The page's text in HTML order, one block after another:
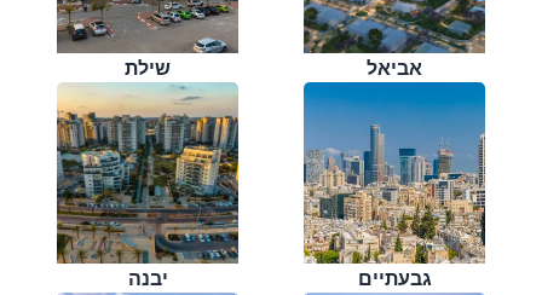
שילת אביאל
יבנה גבעתיים